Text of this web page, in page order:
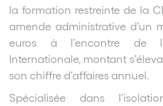
la formation restreinte de la
amende administrative d’un
euros à l’encontre de
Internationale, montant
son chiffre d’affaires annuel.
Spécialisée dans